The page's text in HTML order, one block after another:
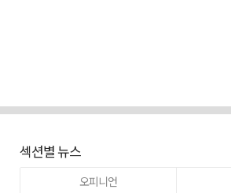
섹션별 뉴스
오피니언